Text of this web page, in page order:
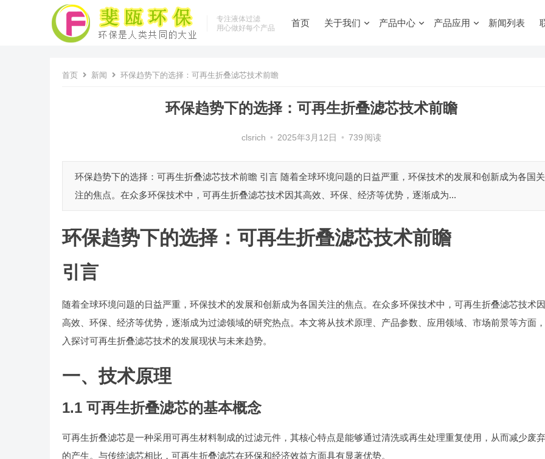
专注液体过滤
用心做好每个产品
首页 关于我们 产品中心 产品应用 新闻列表
首页 新闻 环保趋势下的选择：可再生折叠滤芯技术前瞻
环保趋势下的选择：可再生折叠滤芯技术前瞻
clsrich • 2025年3月12日 • 739 阅读
环保趋势下的选择：可再生折叠滤芯技术前瞻 引言 随着全球环境问题的日益严重，环保技术的发展和创新成为各国关
注的焦点。在众多环保技术中，可再生折叠滤芯技术因其高效、环保、经济等优势，逐渐成为...
环保趋势下的选择：可再生折叠滤芯技术前瞻
引言
随着全球环境问题的日益严重，环保技术的发展和创新成为各国关注的焦点。在众多环保技术中，可再生折叠滤芯技术
高效、环保、经济等优势，逐渐成为过滤领域的研究热点。本文将从技术原理、产品参数、应用领域、市场前景等方面
入探讨可再生折叠滤芯技术的发展现状与未来趋势。
一、技术原理
1.1 可再生折叠滤芯的基本概念
可再生折叠滤芯是一种采用可再生材料制成的过滤元件，其核心特点是能够通过清洗或再生处理重复使用，从而减少废
的产生。与传统滤芯相比，可再生折叠滤芯在环保和经济效益方面具有显著优势。